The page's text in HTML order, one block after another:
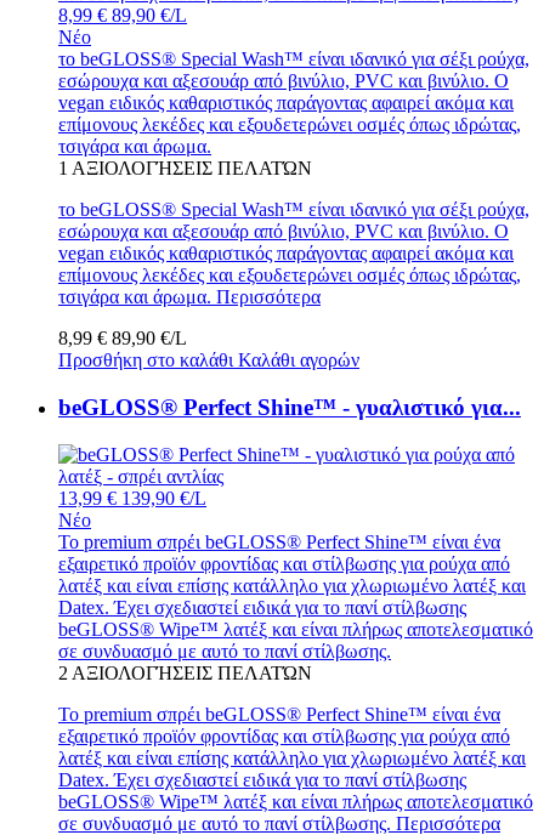
8,99 € 89,90 €/L
Νέο
το beGLOSS® Special Wash™ είναι ιδανικό για σέξι ρούχα,
εσώρουχα και αξεσουάρ από βινύλιο, PVC και βινύλιο. Ο
vegan ειδικός καθαριστικός παράγοντας αφαιρεί ακόμα και
επίμονους λεκέδες και εξουδετερώνει οσμές όπως ιδρώτας,
τσιγάρα και άρωμα.
1 ΑΞΙΟΛΟΓΉΣΕΙΣ ΠΕΛΑΤΏΝ
το beGLOSS® Special Wash™ είναι ιδανικό για σέξι ρούχα,
εσώρουχα και αξεσουάρ από βινύλιο, PVC και βινύλιο. Ο
vegan ειδικός καθαριστικός παράγοντας αφαιρεί ακόμα και
επίμονους λεκέδες και εξουδετερώνει οσμές όπως ιδρώτας,
τσιγάρα και άρωμα. Περισσότερα
8,99 € 89,90 €/L
Προσθήκη στο καλάθι Καλάθι αγορών
beGLOSS® Perfect Shine™ - γυαλιστικό για...
13,99 € 139,90 €/L
Νέο
Το premium σπρέι beGLOSS® Perfect Shine™ είναι ένα
εξαιρετικό προϊόν φροντίδας και στίλβωσης για ρούχα από
λατέξ και είναι επίσης κατάλληλο για χλωριωμένο λατέξ και
Datex. Έχει σχεδιαστεί ειδικά για το πανί στίλβωσης
beGLOSS® Wipe™ λατέξ και είναι πλήρως αποτελεσματικό
σε συνδυασμό με αυτό το πανί στίλβωσης.
2 ΑΞΙΟΛΟΓΉΣΕΙΣ ΠΕΛΑΤΏΝ
Το premium σπρέι beGLOSS® Perfect Shine™ είναι ένα
εξαιρετικό προϊόν φροντίδας και στίλβωσης για ρούχα από
λατέξ και είναι επίσης κατάλληλο για χλωριωμένο λατέξ και
Datex. Έχει σχεδιαστεί ειδικά για το πανί στίλβωσης
beGLOSS® Wipe™ λατέξ και είναι πλήρως αποτελεσματικό
σε συνδυασμό με αυτό το πανί στίλβωσης. Περισσότερα